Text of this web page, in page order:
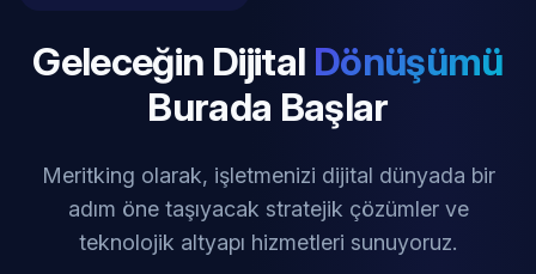
Geleceğin Dijital Dönüşümü
Burada Başlar
Meritking olarak, işletmenizi dijital dünyada bir
adım öne taşıyacak stratejik çözümler ve
teknolojik altyapı hizmetleri sunuyoruz.